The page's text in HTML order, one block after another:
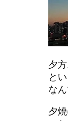
夕
と
な
夕